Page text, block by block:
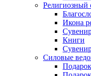
Религиозный
Икона
Книги
Силовые